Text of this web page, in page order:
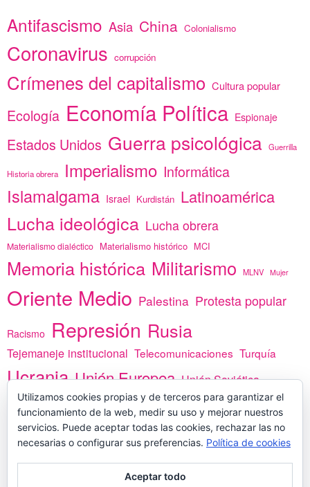
Antifascismo Asia China Colonialismo
Coronavirus corrupción
Crímenes del capitalismo Cultura popular
Ecología Economía Política Espionaje
Estados Unidos Guerra psicológica Guerrilla
Historia obrera Imperialismo Informática
Islamalgama Israel Kurdistán Latinoamérica
Lucha ideológica Lucha obrera
Materialismo dialéctico Materialismo histórico MCI
Memoria histórica Militarismo MLNV Mujer
Oriente Medio Palestina Protesta popular
Racismo Represión Rusia
Tejemaneje institucional Telecomunicaciones Turquía
Ucrania Unión Europea Unión Soviética
vacunas Yemen África
PREGÚNTANOS
Utilizamos cookies propias y de terceros para garantizar el
funcionamiento de la web, medir su uso y mejorar nuestros
servicios. Puede aceptar todas las cookies, rechazar las no
necesarias o configurar sus preferencias. Política de cookies
Aceptar todo